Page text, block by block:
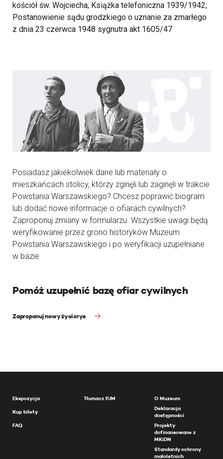
kościół św. Wojciecha; Książka telefoniczna 1939/1942;
Postanowienie sądu grodzkiego o uznanie za zmarłego
z dnia 23 czerwca 1948 sygnutra akt 1605/47
Posiadasz jakiekolwiek dane lub materiały o
mieszkańcach stolicy, którzy zginęli lub zaginęli w trakcie
Powstania Warszawskiego? Chcesz poprawić biogram
lub dodać nowe informacje o ofiarach cywilnych?
Zaproponuj zmiany w formularzu. Wszystkie uwagi będą
weryfikowanie przez grono historyków Muzeum
Powstania Warszawskiego i po weryfikacji uzupełniane
w bazie
Pomóż uzupełnić bazę ofiar cywilnych
Zaproponuj nowy życiorys
Ekspozycja
Kup bilety
FAQ
Tłumacz PJM
O Muzeum
Deklaracja
dostępności
Projekty
dofinansowane z
MKiDN
Standardy ochrony
małoletnich